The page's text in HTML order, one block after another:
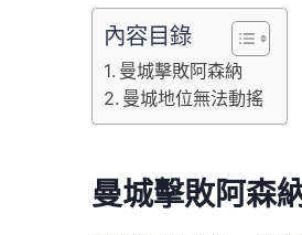
內容目錄
曼城擊敗阿森納
曼城地位無法動搖
曼城擊敗阿森